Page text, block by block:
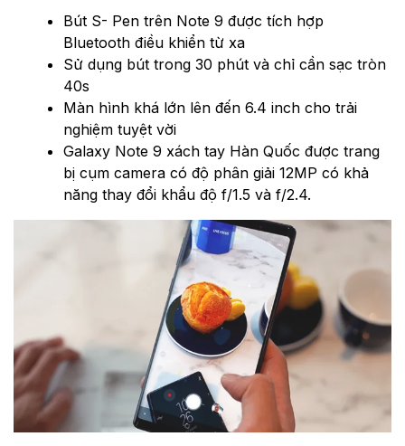
Bút S- Pen trên Note 9 được tích hợp
Bluetooth điều khiển từ xa
Sử dụng bút trong 30 phút và chỉ cần sạc tròn
40s
Màn hình khá lớn lên đến 6.4 inch cho trải
nghiệm tuyệt vời
Galaxy Note 9 xách tay Hàn Quốc được trang
bị cụm camera có độ phân giải 12MP có khả
năng thay đổi khẩu độ f/1.5 và f/2.4.